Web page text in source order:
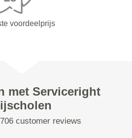
voordeelprijs
met Serviceright
customer reviews